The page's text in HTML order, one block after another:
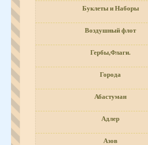
Буклеты и Наборы
Воздушный флот
Гербы,Флаги.
Города
Абастуман
Адлер
Азов